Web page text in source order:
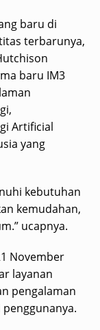
baru di
terbarunya,
baru IM3
Artificial
yang
kebutuhan
kemudahan,
ucapnya.
November
layanan
pengalaman